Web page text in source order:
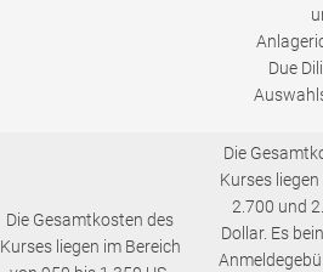
Due
Die Gesamtkosten des
Kurses liegen im Bereich
Die
Kurses
2.700 und
Dollar. Es